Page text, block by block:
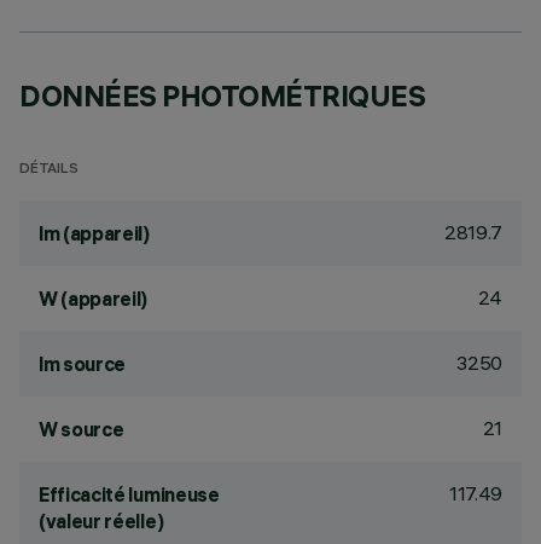
DONNÉES PHOTOMÉTRIQUES
DÉTAILS
lm (appareil) 2819.7
W (appareil) 24
lm source 3250
W source 21
Efficacité lumineuse
(valeur réelle)
117.49